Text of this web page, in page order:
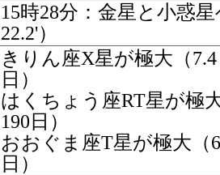
15時28分：金星と小惑
22.2'）
きりん座X星が極大（
日）
はくちょう座RT星が極
190日）
おおぐま座T星が極大（
日）